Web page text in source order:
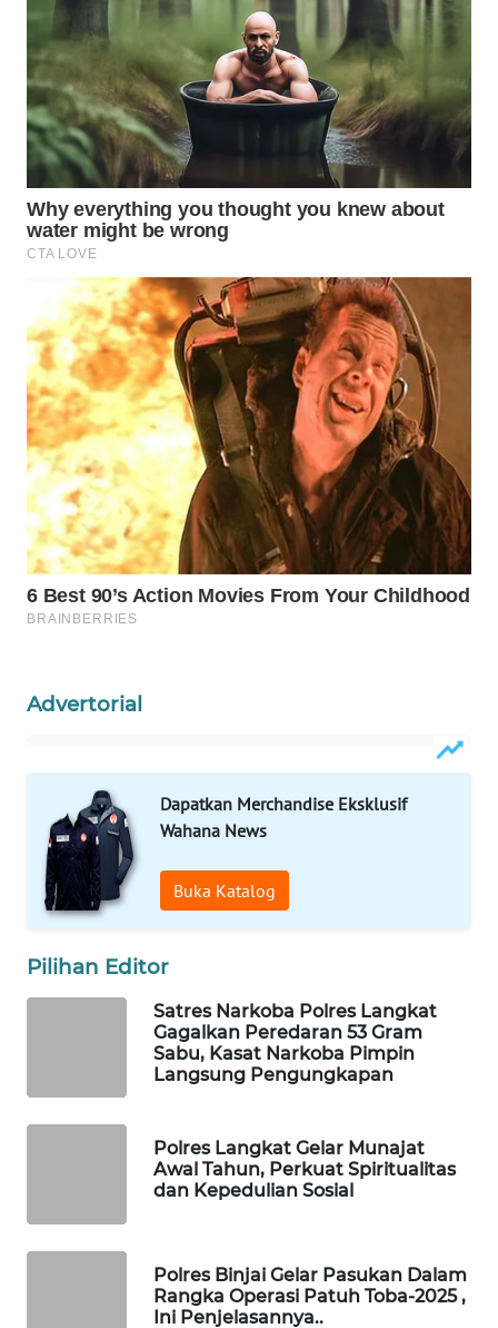
Advertorial
Dapatkan Merchandise Eksklusif
Wahana News
Buka Katalog
Pilihan Editor
Satres Narkoba Polres Langkat
Gagalkan Peredaran 53 Gram
Sabu, Kasat Narkoba Pimpin
Langsung Pengungkapan
Polres Langkat Gelar Munajat
Awal Tahun, Perkuat Spiritualitas
dan Kepedulian Sosial
Polres Binjai Gelar Pasukan Dalam
Rangka Operasi Patuh Toba-2025 ,
Ini Penjelasannya..
WAHANA
SELEB
WAHANA
PERSONA
WAHANA
OTOMOTIF
WAHANA
HEALTH
WAHANA
DESA
WISATA
LAPAK
WAHANA
Wahana
Network
WALINKI
ID
MAWAKA
ID
MARTABAT
NET
LKKI